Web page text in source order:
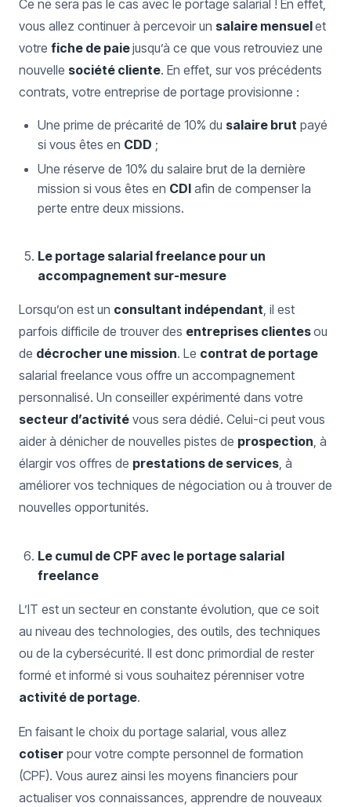
Ce ne sera pas le cas avec le portage salarial ! En effet,
vous allez continuer à percevoir un salaire mensuelet
votre fiche de paiejusqu’à ce que vous retrouviez une
nouvelle société cliente. En effet, sur vos précédents
contrats, votre entreprise de portage provisionne :
Une prime de précarité de 10% du salaire brut payé
si vous êtes en CDD ;
Une réserve de 10% du salaire brut de la dernière
mission si vous êtes en CDI afin de compenser la
perte entre deux missions.
Le portage salarial freelance pour un
accompagnement sur-mesure
Lorsqu’on est un consultant indépendant, il est
parfois difficile de trouver des entreprises clientesou
de décrocher une mission. Le contrat de portage
salarial freelance vous offre un accompagnement
personnalisé. Un conseiller expérimenté dans votre
secteur d’activité vous sera dédié. Celui-ci peut vous
aider à dénicher de nouvelles pistes de prospection, à
élargir vos offres de prestations de services, à
améliorer vos techniques de négociation ou à trouver de
nouvelles opportunités.
Le cumul de CPF avec le portage salarial
freelance
L’IT est un secteur en constante évolution, que ce soit
au niveau des technologies, des outils, des techniques
ou de la cybersécurité. Il est donc primordial de rester
formé et informé si vous souhaitez pérenniser votre
activité de portage.
En faisant le choix du portage salarial, vous allez
cotiser pour votre compte personnel de formation
(CPF). Vous aurez ainsi les moyens financiers pour
actualiser vos connaissances, apprendre de nouveaux